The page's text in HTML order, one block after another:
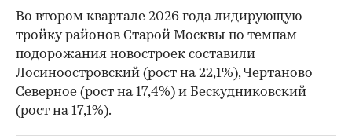
Во втором квартале 2026 года лидирующую
тройку районов Старой Москвы по темпам
подорожания новостроек составили
Лосиноостровский (рост на 22,1%), Чертаново
Северное (рост на 17,4%) и Бескудниковский
(рост на 17,1%).